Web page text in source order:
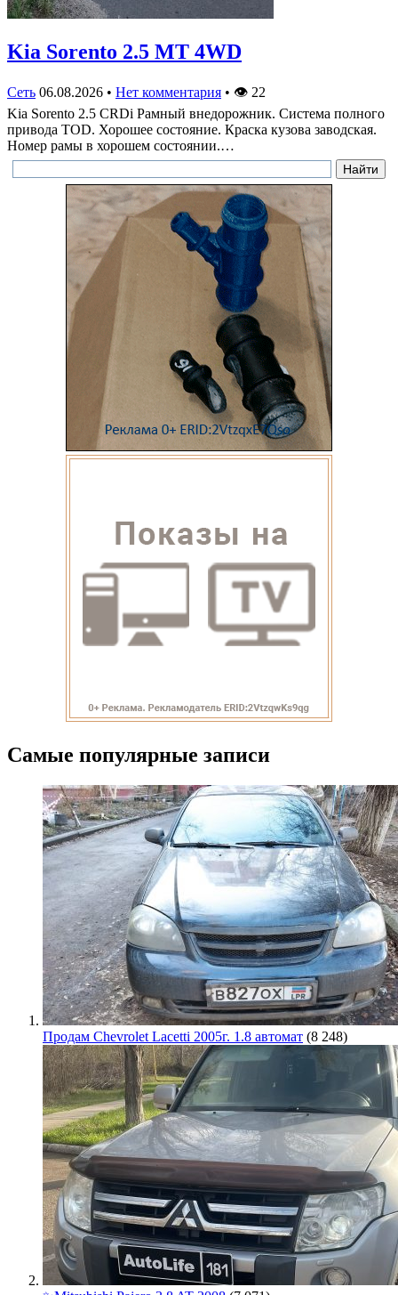
Kia Sorento 2.5 MT 4WD
Сеть 06.08.2026 • Нет комментария • 👁 22
Kia Sorento 2.5 CRDi Рамный внедорожник. Система полного
привода TOD. Хорошее состояние. Краска кузова заводская.
Номер рамы в хорошем состоянии.…
Самые популярные записи
Продам Chevrolet Lacetti 2005г. 1.8 автомат (8 248)